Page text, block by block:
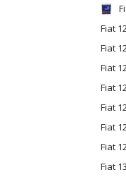
Fiat
Fiat
Fiat
Fiat
Fiat
Fiat
Fiat
Fiat